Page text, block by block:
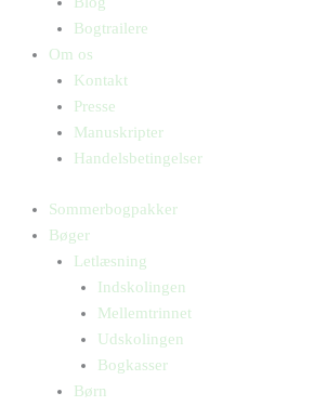
Bogtrailere
Om os
Kontakt
Presse
Manuskripter
Handelsbetingelser
Sommerbogpakker
Bøger
Letlæsning
Indskolingen
Mellemtrinnet
Udskolingen
Bogkasser
Børn